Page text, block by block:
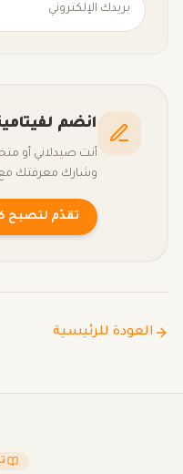
انضم
أنت صيدلاني أو
وشارك معرفتك مع
تقدّم لتصبح
العودة للرئيسية